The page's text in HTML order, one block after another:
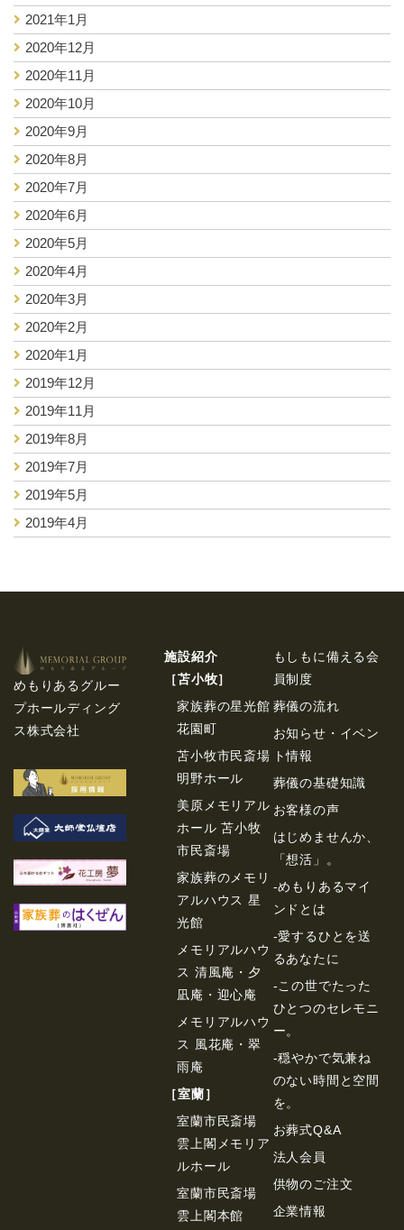
2021年1月
2020年12月
2020年11月
2020年10月
2020年9月
2020年8月
2020年7月
2020年6月
2020年5月
2020年4月
2020年3月
2020年2月
2020年1月
2019年12月
2019年11月
2019年8月
2019年7月
2019年5月
2019年4月
めもりあるグルー
プホールディング
ス株式会社
施設紹介
［苫⼩牧］
家族葬の星光館
花園町
苫小牧市民斎場
明野ホール
美原メモリアル
ホール 苫小牧
市民斎場
家族葬のメモリ
アルハウス 星
光館
メモリアルハウ
ス 清風庵・夕
凪庵・迎心庵
メモリアルハウ
ス 風花庵・翠
雨庵
［室蘭］
室蘭市民斎場
雲上閣メモリア
ルホール
室蘭市民斎場
雲上閣本館
もしもに備える会
員制度
葬儀の流れ
お知らせ・イベン
ト情報
葬儀の基礎知識
お客様の声
はじめませんか、
「想活」。
-めもりあるマイ
ンドとは
-愛するひとを送
るあなたに
-この世でたった
ひとつのセレモニ
ー。
-穏やかで気兼ね
のない時間と空間
を。
お葬式Q&A
法⼈会員
供物のご注⽂
企業情報